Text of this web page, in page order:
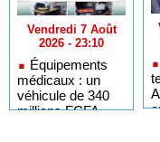
Vendredi 7 Août
2026 - 23:10
Équipements
médicaux : un
véhicule de 340
millions FCFA